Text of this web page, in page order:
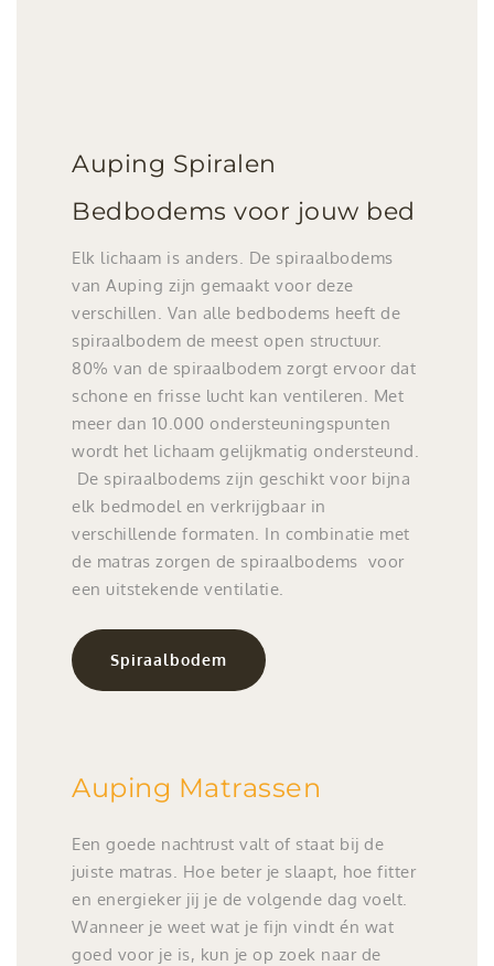
Auping Spiralen
Bedbodems voor jouw bed
Elk lichaam is anders. De spiraalbodems
van Auping zijn gemaakt voor deze
verschillen. Van alle bedbodems heeft de
spiraalbodem de meest open structuur.
80% van de spiraalbodem zorgt ervoor dat
schone en frisse lucht kan ventileren. Met
meer dan 10.000 ondersteuningspunten
wordt het lichaam gelijkmatig ondersteund.
De spiraalbodems zijn geschikt voor bijna
elk bedmodel en verkrijgbaar in
verschillende formaten. In combinatie met
de matras zorgen de spiraalbodems voor
een uitstekende ventilatie.
Spiraalbodem
Auping Matrassen
Een goede nachtrust valt of staat bij de
juiste matras. Hoe beter je slaapt, hoe fitter
en energieker jij je de volgende dag voelt.
Wanneer je weet wat je fijn vindt én wat
goed voor je is, kun je op zoek naar de